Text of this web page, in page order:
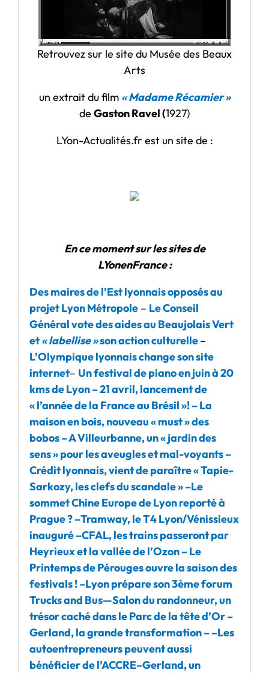
Retrouvez sur le site du Musée des Beaux
Arts
un extrait du film « Madame Récamier »
de Gaston Ravel (1927)
LYon-Actualités.fr est un site de :
En ce moment sur les sites de
LYonenFrance :
Des maires de l’Est lyonnais opposés au
projet Lyon Métropole – Le Conseil
Général vote des aides au Beaujolais Vert
et« labellise »son action culturelle–
L’Olympique lyonnais change son site
internet– Un festival de piano en juin à 20
kms de Lyon–21 avril, lancement de
« l’année de la France au Brésil »!–La
maison en bois, nouveau « must » des
bobos–A Villeurbanne, un « jardin des
sens » pour les aveugles et mal-voyants–
Crédit lyonnais, vient de paraître « Tapie-
Sarkozy, les clefs du scandale »–Le
sommet Chine Europe de Lyon reporté à
Prague ?–Tramway, le T4 Lyon/Vénissieux
inauguré –CFAL, les trains passeront par
Heyrieux et la vallée de l’Ozon–Le
Printemps de Pérouges ouvre la saison des
festivals !–Lyon prépare son 3ème forum
Trucks and Bus—Salon du randonneur, un
trésor caché dans le Parc de la tête d’Or–
Gerland, la grande transformation––Les
autoentrepreneurs peuvent aussi
bénéficier de l’ACCRE–Gerland, un